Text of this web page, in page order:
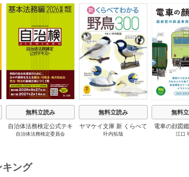
無料立読み
自治体法務検定公式テキ
スト 基本法務編 ２０
自治体法務検定委員会
無料立読み
ヤマケイ文庫 新 くらべて
わかる野鳥300 1巻
叶内拓哉
無料
電車の顔図
鉄道車
江口
キング